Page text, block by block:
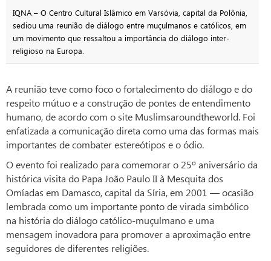
IQNA – O Centro Cultural Islâmico em Varsóvia, capital da Polônia,
sediou uma reunião de diálogo entre muçulmanos e católicos, em
um movimento que ressaltou a importância do diálogo inter-
religioso na Europa.
A reunião teve como foco o fortalecimento do diálogo e do
respeito mútuo e a construção de pontes de entendimento
humano, de acordo com o site Muslimsaroundtheworld. Foi
enfatizada a comunicação direta como uma das formas mais
importantes de combater estereótipos e o ódio.
O evento foi realizado para comemorar o 25º aniversário da
histórica visita do Papa João Paulo II à Mesquita dos
Omíadas em Damasco, capital da Síria, em 2001 — ocasião
lembrada como um importante ponto de virada simbólico
na história do diálogo católico-muçulmano e uma
mensagem inovadora para promover a aproximação entre
seguidores de diferentes religiões.